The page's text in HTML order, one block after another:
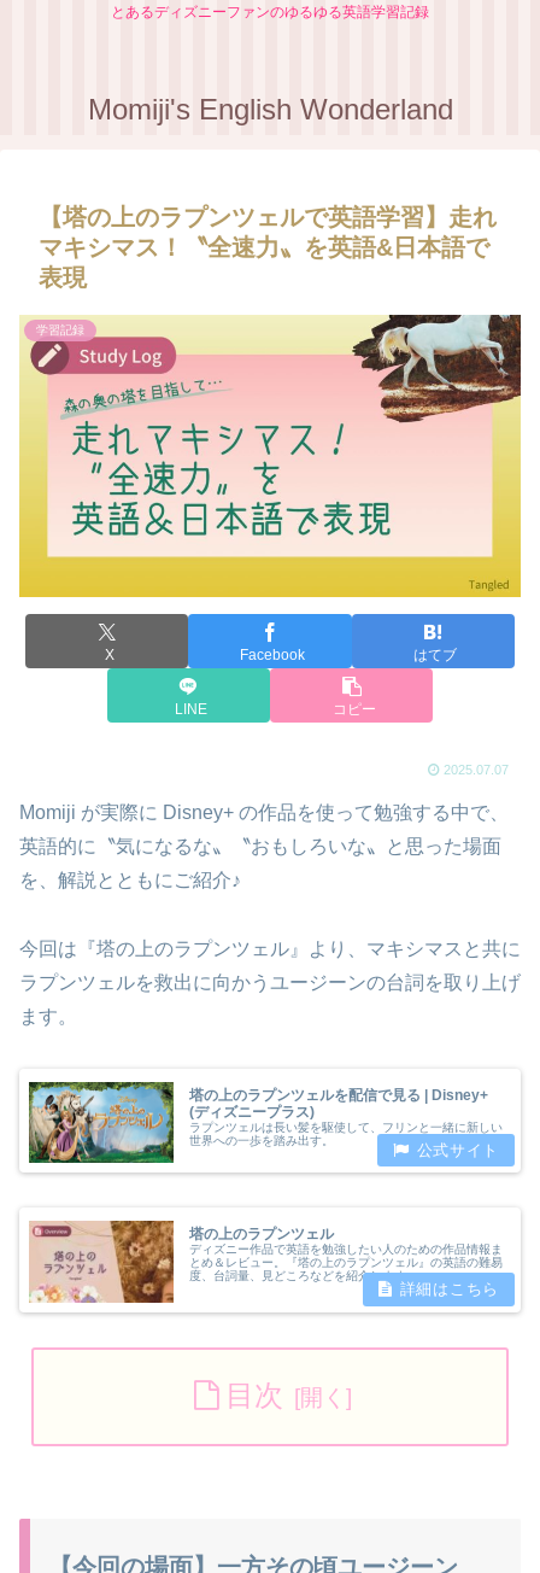
とあるディズニーファンのゆるゆる英語学習記録
Momiji's English Wonderland
【塔の上のラプンツェルで英語学習】走れ
マキシマス！〝全速力〟を英語&日本語で
表現
学習記録
X Facebook はてブ
LINE コピー
2025.07.07
Momiji が実際に Disney+ の作品を使って勉強する中で、
英語的に〝気になるな〟〝おもしろいな〟と思った場面
を、解説とともにご紹介♪
今回は『塔の上のラプンツェル』より、マキシマスと共に
ラプンツェルを救出に向かうユージーンの台詞を取り上げ
ます。
塔の上のラプンツェルを配信で見る | Disney+
(ディズニープラス)
ラプンツェルは長い髪を駆使して、フリンと一緒に新しい
世界への一歩を踏み出す。
塔の上のラプンツェル
ディズニー作品で英語を勉強したい人のための作品情報ま
とめ＆レビュー。『塔の上のラプンツェル』の英語の難易
度、台詞量、見どころなどを紹介します。
目次
【今回の場面】一方その頃ユージーン